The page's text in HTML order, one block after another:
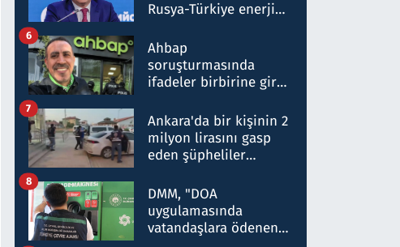
Rusya-Türkiye enerji
nitelikte olduğunu
belirtti
Ahbap
soruşturmasında
ifadeler birbirine girdi:
ifadelerinden ortaya
çıkan tablo şok etti
6
Ankara'da bir kişinin 2
milyon lirasını gasp
eden şüpheliler
7
DMM, "DOA
uygulamasında
vatandaşlara ödenen
8